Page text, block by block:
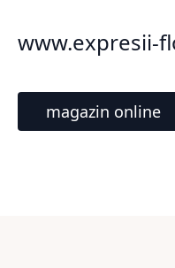
www.expresii-
magazin online